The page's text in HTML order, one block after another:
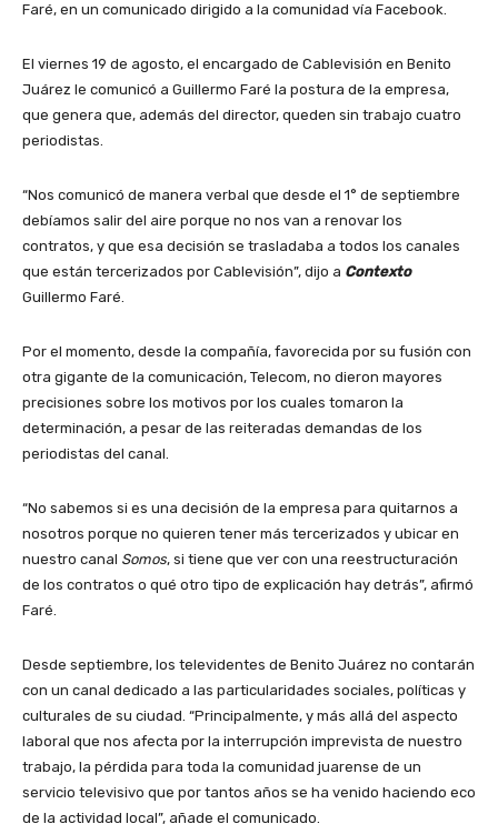
Faré, en un comunicado dirigido a la comunidad vía Facebook.
El viernes 19 de agosto, el encargado de Cablevisión en Benito
Juárez le comunicó a Guillermo Faré la postura de la empresa,
que genera que, además del director, queden sin trabajo cuatro
periodistas.
“Nos comunicó de manera verbal que desde el 1° de septiembre
debíamos salir del aire porque no nos van a renovar los
contratos, y que esa decisión se trasladaba a todos los canales
que están tercerizados por Cablevisión”, dijo a Contexto
Guillermo Faré.
Por el momento, desde la compañía, favorecida por su fusión con
otra gigante de la comunicación, Telecom, no dieron mayores
precisiones sobre los motivos por los cuales tomaron la
determinación, a pesar de las reiteradas demandas de los
periodistas del canal.
“No sabemos si es una decisión de la empresa para quitarnos a
nosotros porque no quieren tener más tercerizados y ubicar en
nuestro canal Somos, si tiene que ver con una reestructuración
de los contratos o qué otro tipo de explicación hay detrás”, afirmó
Faré.
Desde septiembre, los televidentes de Benito Juárez no contarán
con un canal dedicado a las particularidades sociales, políticas y
culturales de su ciudad. “Principalmente, y más allá del aspecto
laboral que nos afecta por la interrupción imprevista de nuestro
trabajo, la pérdida para toda la comunidad juarense de un
servicio televisivo que por tantos años se ha venido haciendo eco
de la actividad local”, añade el comunicado.